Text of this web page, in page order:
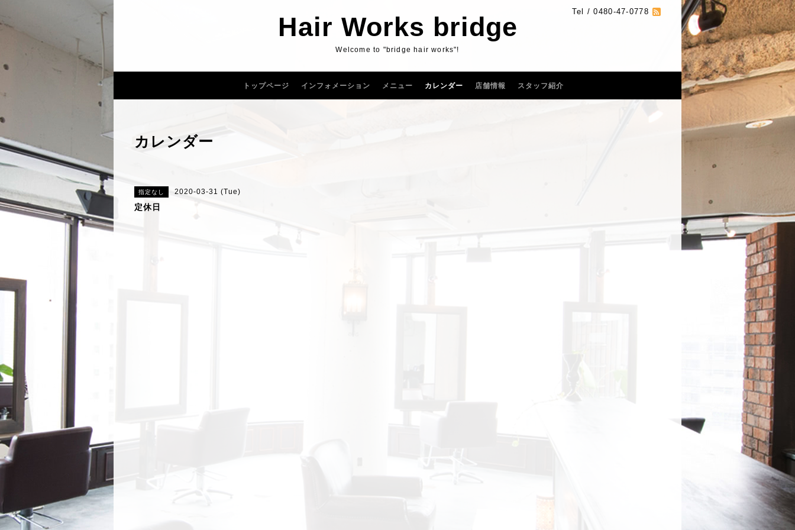
Tel / 0480-47-0778
Hair Works bridge
Welcome to "bridge hair works"!
トップページ インフォメーション メニュー カレンダー 店舗情報 スタッフ紹介
カレンダー
指定なし 2020-03-31 (Tue)
定休日